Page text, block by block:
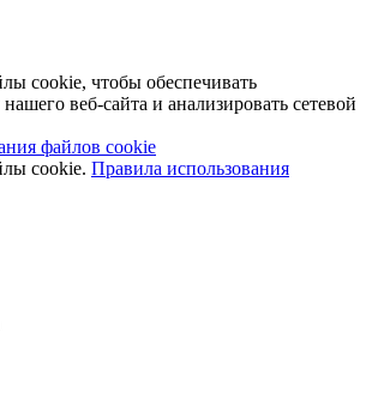
cookie, чтобы обеспечивать
веб-сайта и анализировать сетевой
файлов cookie
cookie. Правила использования